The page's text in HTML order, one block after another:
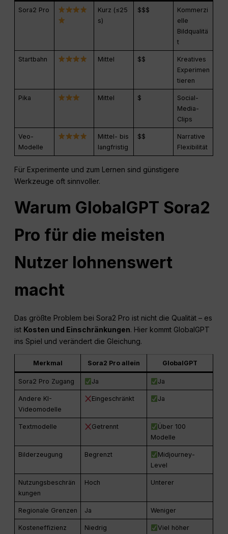
Sora2 Pro
Kurz (≤25
s)
$$$
Kommerzi
elle
Bildqualitä
t
Startbahn Mittel $$
Kreatives
Experimen
tieren
Pika Mittel $
Social-
Media-
Clips
Veo-
Modelle
Mittel- bis
langfristig
$$
Narrative
Flexibilität
Für Experimente und zum Lernen sind günstigere
Werkzeuge oft sinnvoller.
Warum GlobalGPT Sora2
Pro für die meisten
Nutzer lohnenswert
macht
Das größte Problem bei Sora2 Pro ist nicht die Qualität – es
ist Kosten und Einschränkungen. Hier kommt GlobalGPT
ins Spiel und verändert die Gleichung.
Merkmal Sora2 Pro allein GlobalGPT
Sora2 Pro Zugang Ja Ja
Andere KI-
Videomodelle
Eingeschränkt Ja
Textmodelle Getrennt
Über 100
Modelle
Bilderzeugung Begrenzt
Midjourney-
Level
Nutzungsbeschrän
kungen
Hoch Unterer
Regionale Grenzen Ja Weniger
Kosteneffizienz Niedrig Viel höher